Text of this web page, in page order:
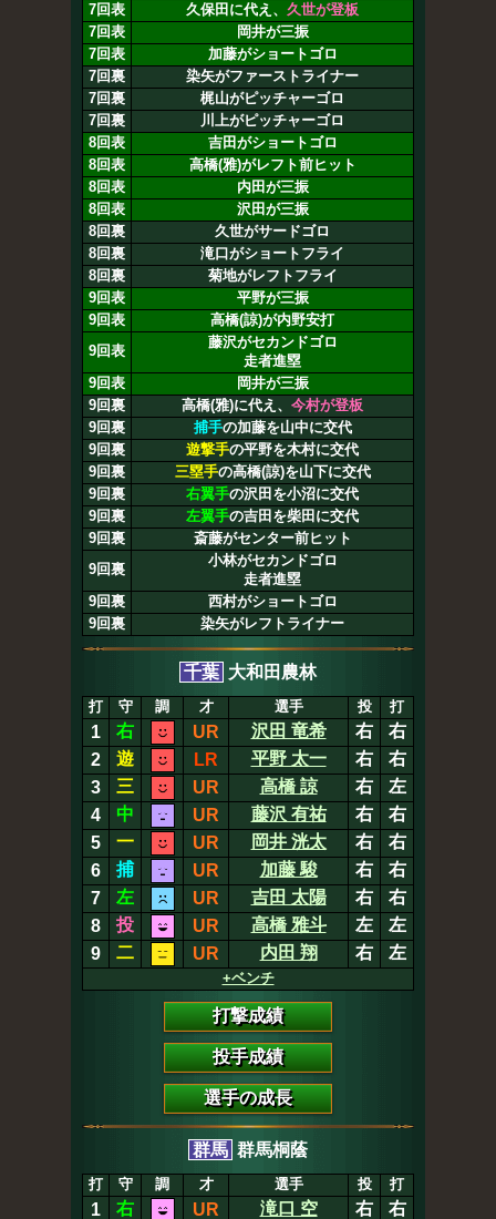
7回表
久保田に代え、 久世が登板
7回表
岡井が三振
7回表
加藤がショートゴロ
7回裏
染矢がファーストライナー
7回裏
梶山がピッチャーゴロ
7回裏
川上がピッチャーゴロ
8回表
吉田がショートゴロ
8回表
高橋(雅)がレフト前ヒット
8回表
内田が三振
8回表
沢田が三振
8回裏
久世がサードゴロ
8回裏
滝口がショートフライ
8回裏
菊地がレフトフライ
9回表
平野が三振
9回表
高橋(諒)が内野安打
9回表
藤沢がセカンドゴロ
走者進塁
9回表
岡井が三振
9回裏
高橋(雅)に代え、 今村が登板
9回裏
捕手の加藤を山中に交代
9回裏
遊撃手の平野を木村に交代
9回裏
三塁手の高橋(諒)を山下に交代
9回裏
右翼手の沢田を小沼に交代
9回裏
左翼手の吉田を柴田に交代
9回裏
斎藤がセンター前ヒット
9回裏
小林がセカンドゴロ
走者進塁
9回裏
西村がショートゴロ
9回裏
染矢がレフトライナー
千葉 大和田農林
打 守 調 才 選手 投 打
1 右 UR 沢田 竜希 右
右
2
遊 LR 平野 太一 右
右
3
三 UR 高橋 諒 右
左
4
中 UR 藤沢 有祐 右
右
5
一 UR 岡井 洸太 右
右
6
捕 UR 加藤 駿 右
右
7
左 UR 吉田 太陽 右
右
8
投 UR 高橋 雅斗 左
左
9
二 UR 内田 翔 右 左
+ベンチ
打撃成績
投手成績
選手の成長
群馬 群馬桐蔭
打 守 調 才 選手 投 打
1 右 UR 滝口 空 右 右